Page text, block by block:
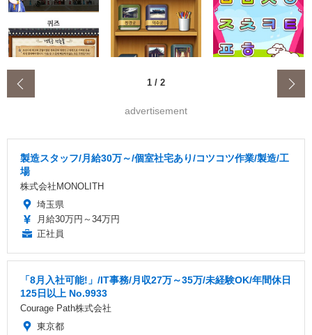
1 / 2
advertisement
製造スタッフ/月給30万～/個室社宅あり/コツコツ作業/製造/工
場
株式会社MONOLITH
埼玉県
月給30万円～34万円
正社員
「8月入社可能!」/IT事務/月収27万～35万/未経験OK/年間休日
125日以上 No.9933
Courage Path株式会社
東京都